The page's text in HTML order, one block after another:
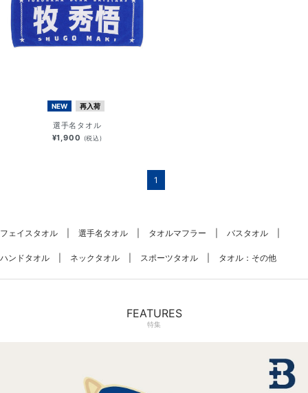
NEW 再入荷
選手名タオル
¥1,900 (税込)
1
フェイスタオル 選手名タオル タオルマフラー バスタオル
ハンドタオル ネックタオル スポーツタオル タオル：その他
FEATURES
特集